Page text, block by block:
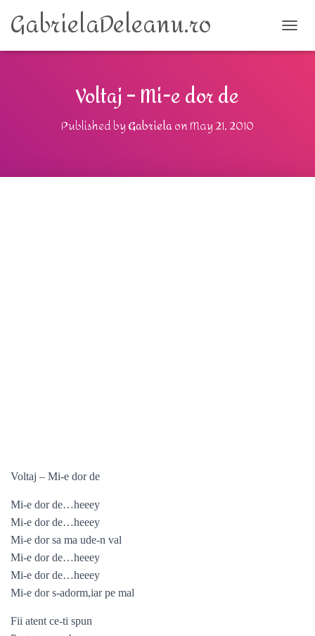
GabrielaDeleanu.ro
Voltaj – Mi-e dor de
Published byGabrielaonMay 21, 2010
Voltaj – Mi-e dor de
Mi-e dor de…heeey
Mi-e dor de…heeey
Mi-e dor sa ma ude-n val
Mi-e dor de…heeey
Mi-e dor de…heeey
Mi-e dor s-adorm,iar pe mal
Fii atent ce-ti spun